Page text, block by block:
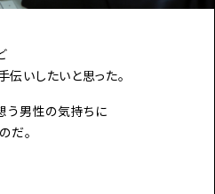
いしたいと思った。
う男性の気持ちに
だ。